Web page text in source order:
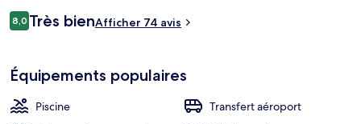
Avis
voyageurs
8,08,0 sur 10
Très bienAfficher 74 avis
Équipements populaires
Piscine
Transfert aéroport